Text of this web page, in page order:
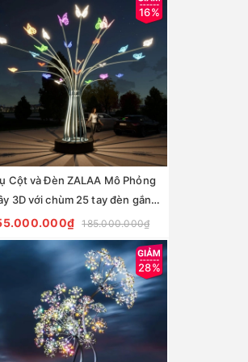
16%
Cột và Đèn ZALAA Mô Phỏng
3D với chùm 25 tay đèn gắn
bướm đầu cành cao 6m
185.000.000₫
28%